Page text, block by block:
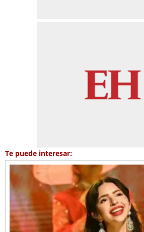
Te puede interesar: